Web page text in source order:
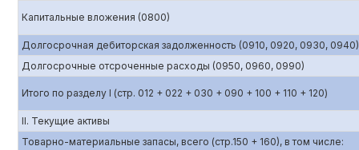
Капитальные вложения (0800)
Долгосрочная дебиторская задолженность (0910, 0920, 0930, 0940)
Долгосрочные отсроченные расходы (0950, 0960, 0990)
Итого по разделу I (стр. 012 + 022 + 030 + 090 + 100 + 110 + 120)
II. Текущие активы
Товарно-материальные запасы, всего (стр.150 + 160), в том числе: